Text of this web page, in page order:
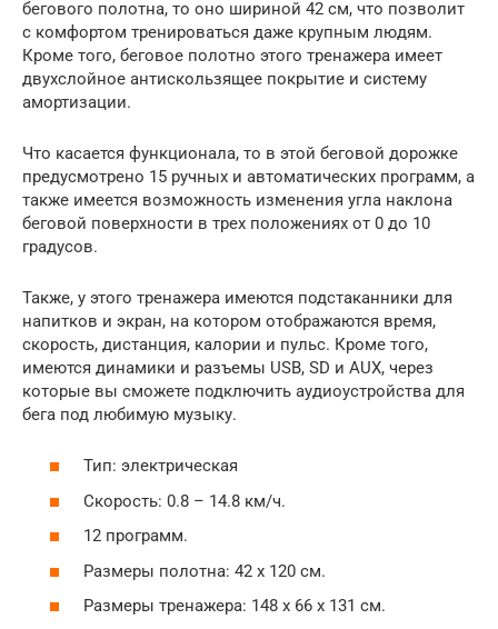
бегового полотна, то оно шириной 42 см, что позволит
с комфортом тренироваться даже крупным людям.
Кроме того, беговое полотно этого тренажера имеет
двухслойное антискользящее покрытие и систему
амортизации.
Что касается функционала, то в этой беговой дорожке
предусмотрено 15 ручных и автоматических программ, а
также имеется возможность изменения угла наклона
беговой поверхности в трех положениях от 0 до 10
градусов.
Также, у этого тренажера имеются подстаканники для
напитков и экран, на котором отображаются время,
скорость, дистанция, калории и пульс. Кроме того,
имеются динамики и разъемы USB, SD и AUX, через
которые вы сможете подключить аудиоустройства для
бега под любимую музыку.
Тип: электрическая
Скорость: 0.8 – 14.8 км/ч.
12 программ.
Размеры полотна: 42 х 120 см.
Размеры тренажера: 148 х 66 х 131 см.